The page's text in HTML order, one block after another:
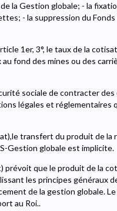
la Gestion globale; - la
- la suppression du
1er, 3°, le taux de la
fond des mines ou des
sociale de contracter des
légales et réglementaires
transfert du produit de la
Gestion globale est implicite.
prévoit que le produit de la
les principes généraux
de la gestion globale.
au Roi..